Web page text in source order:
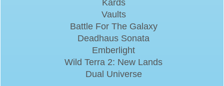
Kards
Vaults
Battle For The Galaxy
Deadhaus Sonata
Emberlight
Wild Terra 2: New Lands
Dual Universe